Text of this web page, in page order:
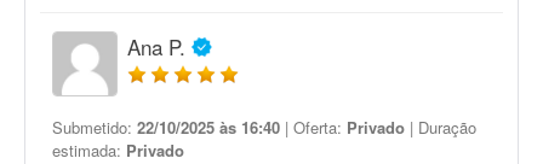
Ana P.
Submetido: 22/10/2025 às 16:40 | Oferta: Privado | Duração
estimada: Privado